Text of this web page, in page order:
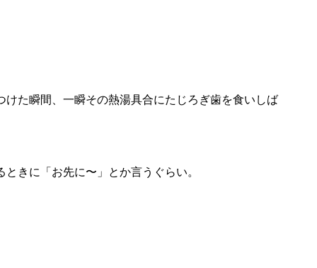
た瞬間、一瞬その熱湯具合にたじろぎ歯を食いしば
きに「お先に〜」とか言うぐらい。